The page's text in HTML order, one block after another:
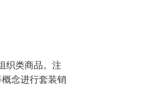
织类商品。注
念进行套装销